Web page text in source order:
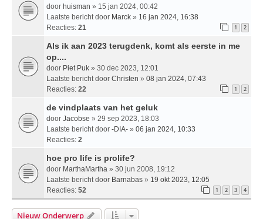
door huisman » 15 jan 2024, 00:42
Laatste bericht door Marck » 16 jan 2024, 16:38
Reacties: 21 1 2
Als ik aan 2023 terugdenk, komt als eerste in me
op....
door Piet Puk » 30 dec 2023, 12:01
Laatste bericht door Christen » 08 jan 2024, 07:43
Reacties: 22 1 2
de vindplaats van het geluk
door Jacobse » 29 sep 2023, 18:03
Laatste bericht door -DIA- » 06 jan 2024, 10:33
Reacties: 2
hoe pro life is prolife?
door MarthaMartha » 30 jun 2008, 19:12
Laatste bericht door Barnabas » 19 okt 2023, 12:05
Reacties: 52 1 2 3 4
Nieuw Onderwerp